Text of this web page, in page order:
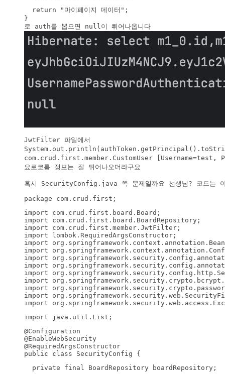
  return "마이페이지 데이터";
}
JwtFilter 파일에서
com.crud.first.member.CustomUser [Username=test,
요로코롬 정보는 잘 튀어나오더라구요
package com.crud.first;
import com.crud.first.board.Board;
import com.crud.first.board.BoardRepository;
import com.crud.first.member.JwtFilter;
import lombok.RequiredArgsConstructor;
import
import
import
import
import
import
import
import
import
import java.util.List;
@Configuration
@EnableWebSecurity
@RequiredArgsConstructor
public class SecurityConfig {
  private final BoardRepository boardRepository;